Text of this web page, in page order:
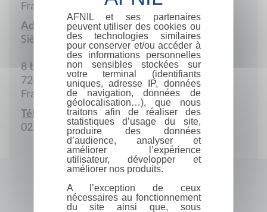
France
Adresse :
Siège social
8 bis Rue René Olivier
72430 Saint-Jean-du-Bois
France
Téléphone :
02.43.95.43.16
AFNIL et ses partenaires
peuvent utiliser des cookies ou
des technologies similaires
pour conserver et/ou accéder à
des informations personnelles
non sensibles stockées sur
votre terminal (identifiants
uniques, adresse IP, données
de navigation, données de
géolocalisation…), que nous
traitons afin de réaliser des
statistiques d’usage du site,
produire des données
d’audience, analyser et
améliorer l’expérience
utilisateur, développer et
améliorer nos produits.
A l’exception de ceux
nécessaires au fonctionnement
du site ainsi que, sous